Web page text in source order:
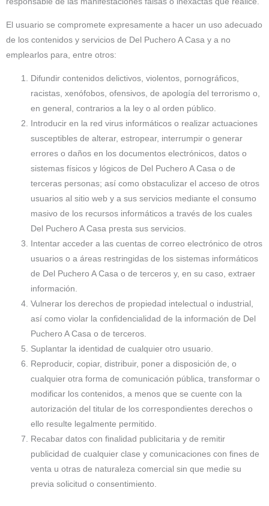
El usuario se compromete expresamente a hacer un uso adecuado
de los contenidos y servicios de Del Puchero A Casa y a no
emplearlos para, entre otros:
Difundir contenidos delictivos, violentos, pornográficos,
racistas, xenófobos, ofensivos, de apología del terrorismo o,
en general, contrarios a la ley o al orden público.
Introducir en la red virus informáticos o realizar actuaciones
susceptibles de alterar, estropear, interrumpir o generar
errores o daños en los documentos electrónicos, datos o
sistemas físicos y lógicos de Del Puchero A Casa o de
terceras personas; así como obstaculizar el acceso de otros
usuarios al sitio web y a sus servicios mediante el consumo
masivo de los recursos informáticos a través de los cuales
Del Puchero A Casa presta sus servicios.
Intentar acceder a las cuentas de correo electrónico de otros
usuarios o a áreas restringidas de los sistemas informáticos
de Del Puchero A Casa o de terceros y, en su caso, extraer
información.
Vulnerar los derechos de propiedad intelectual o industrial,
así como violar la confidencialidad de la información de Del
Puchero A Casa o de terceros.
Suplantar la identidad de cualquier otro usuario.
Reproducir, copiar, distribuir, poner a disposición de, o
cualquier otra forma de comunicación pública, transformar o
modificar los contenidos, a menos que se cuente con la
autorización del titular de los correspondientes derechos o
ello resulte legalmente permitido.
Recabar datos con finalidad publicitaria y de remitir
publicidad de cualquier clase y comunicaciones con fines de
venta u otras de naturaleza comercial sin que medie su
previa solicitud o consentimiento.